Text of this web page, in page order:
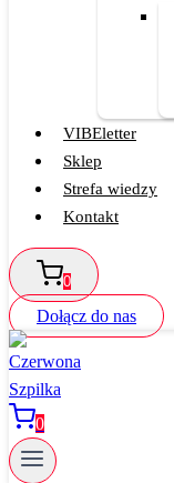
VIBEletter
Sklep
Strefa wiedzy
Kontakt
0
Dołącz do nas
0